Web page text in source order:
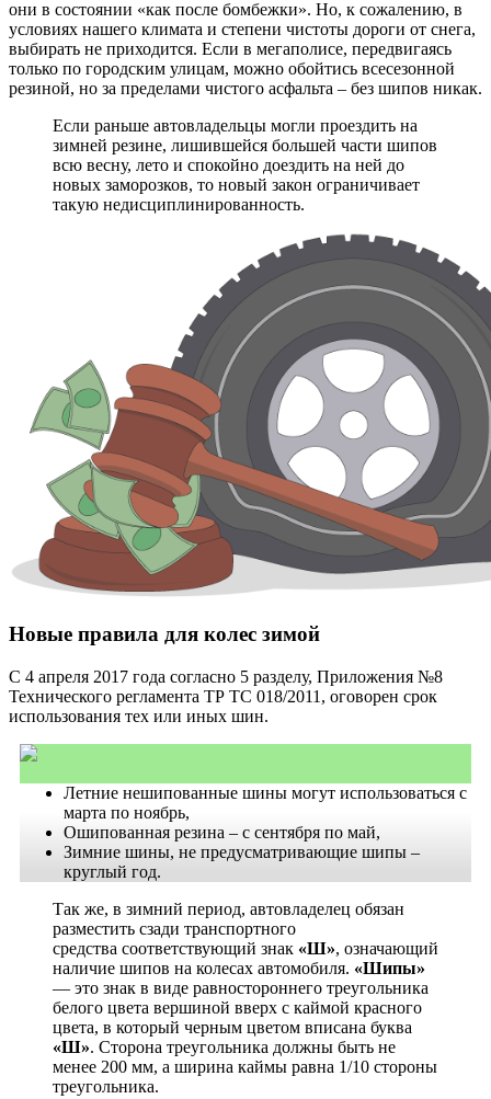
они в состоянии «как после бомбежки». Но, к сожалению, в
условиях нашего климата и степени чистоты дороги от снега,
выбирать не приходится. Если в мегаполисе, передвигаясь
только по городским улицам, можно обойтись всесезонной
резиной, но за пределами чистого асфальта – без шипов никак.
Если раньше автовладельцы могли проездить на
зимней резине, лишившейся большей части шипов
всю весну, лето и спокойно доездить на ней до
новых заморозков, то новый закон ограничивает
такую недисциплинированность.
Новые правила для колес зимой
С 4 апреля 2017 года согласно 5 разделу, Приложения №8
Технического регламента ТР ТС 018/2011, оговорен срок
использования тех или иных шин.
Летние нешипованные шины могут использоваться с
марта по ноябрь,
Ошипованная резина – с сентября по май,
Зимние шины, не предусматривающие шипы –
круглый год.
Так же, в зимний период, автовладелец обязан
разместить сзади транспортного
средства соответствующий знак «Ш», означающий
наличие шипов на колесах автомобиля. «Шипы»
— это знак в виде равностороннего треугольника
белого цвета вершиной вверх с каймой красного
цвета, в который черным цветом вписана буква
«Ш». Сторона треугольника должны быть не
менее 200 мм, а ширина каймы равна 1/10 стороны
треугольника.